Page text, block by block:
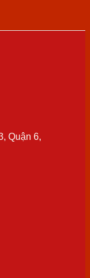
Quận 6,